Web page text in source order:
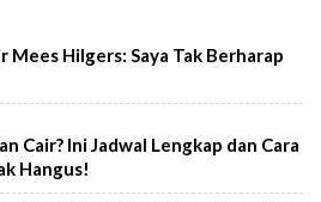
Mees Hilgers: Saya Tak Berharap
Cair? Ini Jadwal Lengkap dan Cara
Hangus!